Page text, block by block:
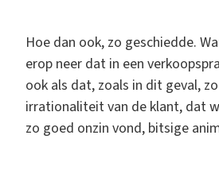
Hoe dan ook, zo geschiedde.
erop neer dat in een
ook als dat, zoals in dit geval,
irrationaliteit van de klant, dat
zo goed onzin vond, bitsige